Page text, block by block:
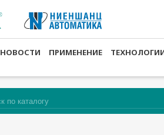
НОВОСТИ ПРИМЕНЕНИЕ